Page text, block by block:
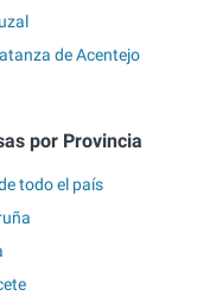
de Acentejo
por Provincia
todo el país